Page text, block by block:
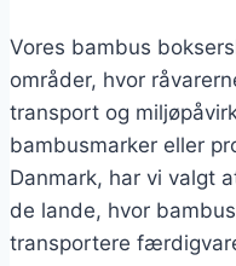
Vores bambus
områder, hvor
transport og
bambusmarker eller
Danmark, har vi valgt
de lande, hvor
transportere